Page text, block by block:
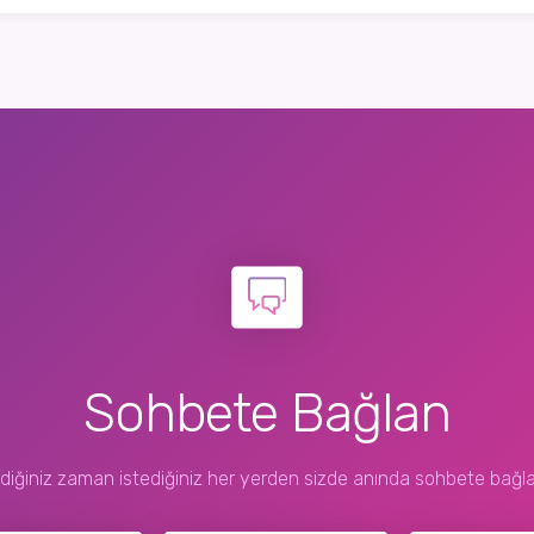
Sohbete Bağlan
zaman istediğiniz her yerden sizde anında sohbete